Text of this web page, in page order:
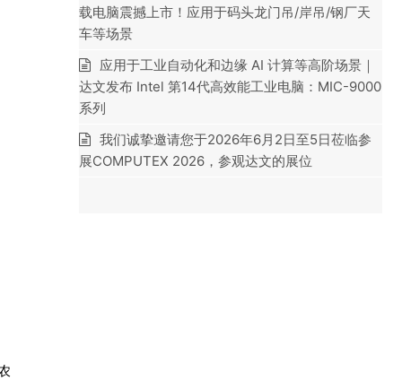
载电脑震撼上市！应用于码头龙门吊/岸吊/钢厂天
车等场景
应用于工业自动化和边缘 AI 计算等高阶场景｜
达文发布 Intel 第14代高效能工业电脑：MIC-9000
系列
我们诚挚邀请您于2026年6月2日至5日莅临参
展COMPUTEX 2026，参观达文的展位